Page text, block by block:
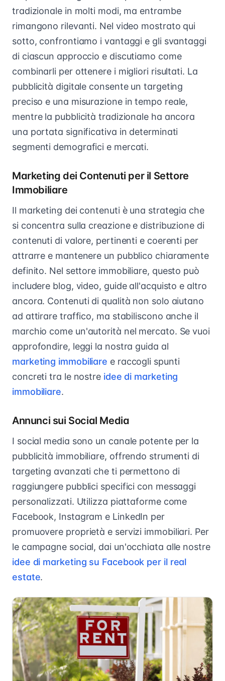
tradizionale in molti modi, ma entrambe
rimangono rilevanti. Nel video mostrato qui
sotto, confrontiamo i vantaggi e gli svantaggi
di ciascun approccio e discutiamo come
combinarli per ottenere i migliori risultati. La
pubblicità digitale consente un targeting
preciso e una misurazione in tempo reale,
mentre la pubblicità tradizionale ha ancora
una portata significativa in determinati
segmenti demografici e mercati.
Marketing dei Contenuti per il Settore
Immobiliare
Il marketing dei contenuti è una strategia che
si concentra sulla creazione e distribuzione di
contenuti di valore, pertinenti e coerenti per
attrarre e mantenere un pubblico chiaramente
definito. Nel settore immobiliare, questo può
includere blog, video, guide all'acquisto e altro
ancora. Contenuti di qualità non solo aiutano
ad attirare traffico, ma stabiliscono anche il
marchio come un'autorità nel mercato. Se vuoi
approfondire, leggi la nostra guida al
marketing immobiliare e raccogli spunti
concreti tra le nostre idee di marketing
immobiliare.
Annunci sui Social Media
I social media sono un canale potente per la
pubblicità immobiliare, offrendo strumenti di
targeting avanzati che ti permettono di
raggiungere pubblici specifici con messaggi
personalizzati. Utilizza piattaforme come
Facebook, Instagram e LinkedIn per
promuovere proprietà e servizi immobiliari. Per
le campagne social, dai un'occhiata alle nostre
idee di marketing su Facebook per il real
estate.